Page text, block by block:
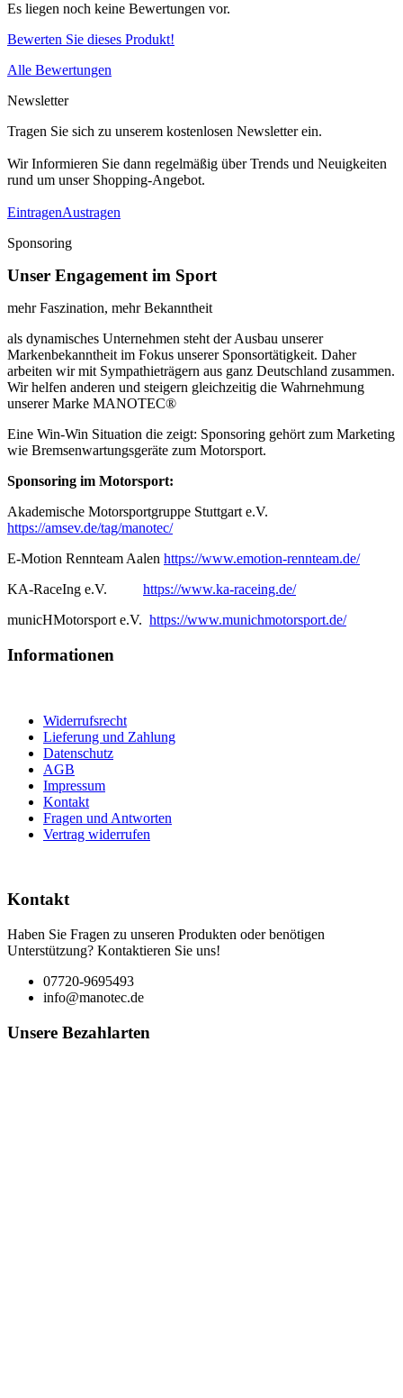
Es liegen noch keine Bewertungen vor.
Bewerten Sie dieses Produkt!
Alle Bewertungen
Newsletter
Tragen Sie sich zu unserem kostenlosen Newsletter ein.
Wir Informieren Sie dann regelmäßig über Trends und Neuigkeiten
rund um unser Shopping-Angebot.
EintragenAustragen
Sponsoring
Unser Engagement im Sport
mehr Faszination, mehr Bekanntheit
als dynamisches Unternehmen steht der Ausbau unserer
Markenbekanntheit im Fokus unserer Sponsortätigkeit. Daher
arbeiten wir mit Sympathieträgern aus ganz Deutschland zusammen.
Wir helfen anderen und steigern gleichzeitig die Wahrnehmung
unserer Marke MANOTEC®
Eine Win-Win Situation die zeigt: Sponsoring gehört zum Marketing
wie Bremsenwartungsgeräte zum Motorsport.
Sponsoring im Motorsport:
Akademische Motorsportgruppe Stuttgart e.V.
https://amsev.de/tag/manotec/
E-Motion Rennteam Aalen https://www.emotion-rennteam.de/
KA-RaceIng e.V. https://www.ka-raceing.de/
municHMotorsport e.V. https://www.munichmotorsport.de/
Informationen
Widerrufsrecht
Lieferung und Zahlung
Datenschutz
AGB
Impressum
Kontakt
Fragen und Antworten
Vertrag widerrufen
Kontakt
Haben Sie Fragen zu unseren Produkten oder benötigen
Unterstützung? Kontaktieren Sie uns!
07720-9695493
info@manotec.de
Unsere Bezahlarten